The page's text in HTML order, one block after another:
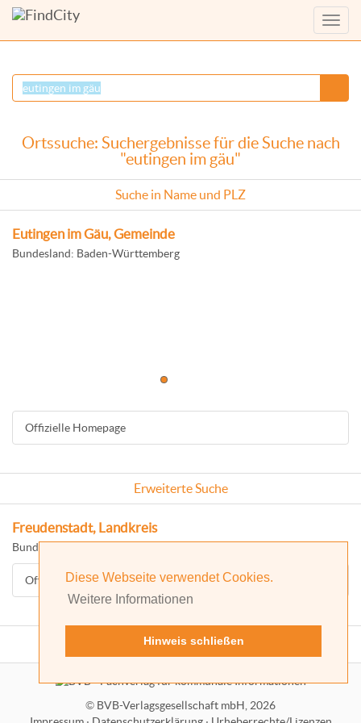
Diese Webseite verwendet Cookies.
Weitere Informationen
Hinweis schließen
Menü
Ortssuche: Suchergebnisse für die Suche nach
"eutingen im gäu"
Suche in Name und PLZ
Eutingen im Gäu, Gemeinde
Bundesland: Baden-Württemberg
Offizielle Homepage
Erweiterte Suche
Freudenstadt, Landkreis
Bundesland: Baden-Württemberg
Offizielle Homepage
© BVB-Verlagsgesellschaft mbH, 2026